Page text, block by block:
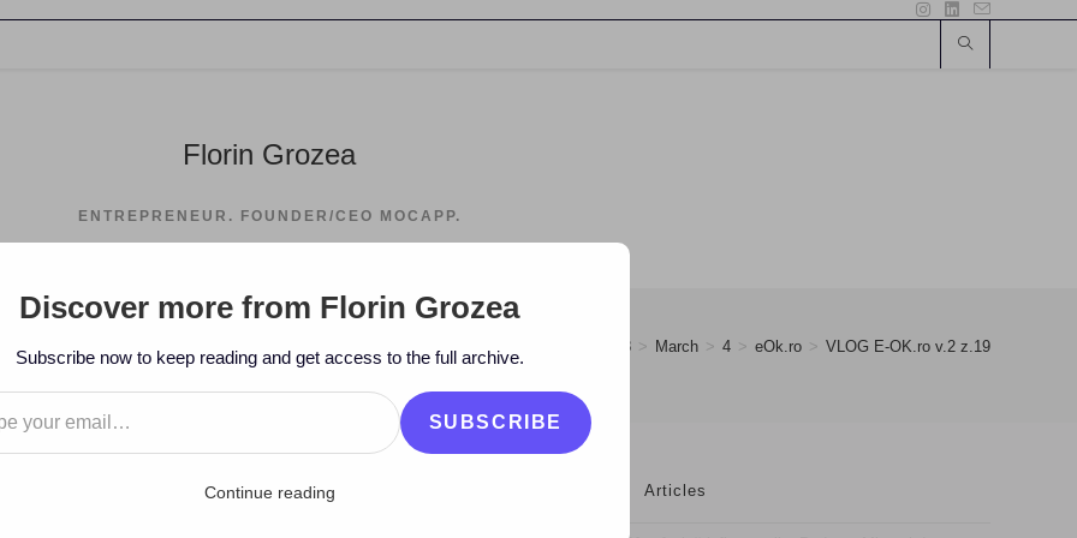
Florin Grozea
ENTREPRENEUR. FOUNDER/CEO MOCAPP.
2008 > March > 4 > eOk.ro > VLOG E-OK.ro v.2 z.19
Articles
Discover more from Florin Grozea
Subscribe now to keep reading and get access to the full archive.
SUBSCRIBE
Continue reading